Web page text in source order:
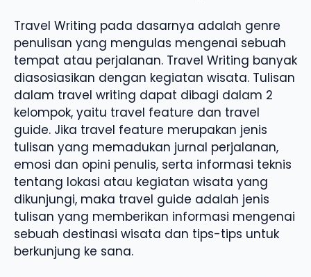
Travel Writing pada dasarnya adalah genre
penulisan yang mengulas mengenai sebuah
tempat atau perjalanan. Travel Writing banyak
diasosiasikan dengan kegiatan wisata. Tulisan
dalam travel writing dapat dibagi dalam 2
kelompok, yaitu travel feature dan travel
guide. Jika travel feature merupakan jenis
tulisan yang memadukan jurnal perjalanan,
emosi dan opini penulis, serta informasi teknis
tentang lokasi atau kegiatan wisata yang
dikunjungi, maka travel guide adalah jenis
tulisan yang memberikan informasi mengenai
sebuah destinasi wisata dan tips-tips untuk
berkunjung ke sana.